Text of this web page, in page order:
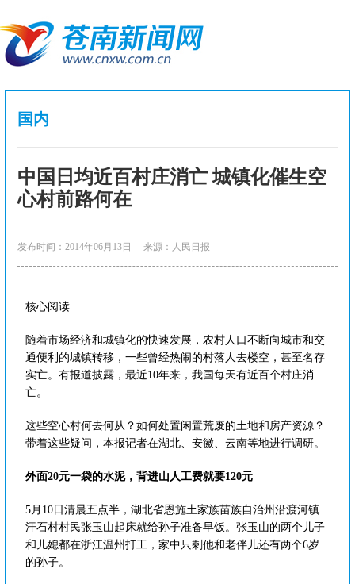
国内
中国日均近百村庄消亡 城镇化催生空
心村前路何在
发布时间：2014年06月13日 来源：人民日报
核心阅读
随着市场经济和城镇化的快速发展，农村人口不断向城市和交
通便利的城镇转移，一些曾经热闹的村落人去楼空，甚至名存
实亡。有报道披露，最近10年来，我国每天有近百个村庄消
亡。
这些空心村何去何从？如何处置闲置荒废的土地和房产资源？
带着这些疑问，本报记者在湖北、安徽、云南等地进行调研。
外面20元一袋的水泥，背进山人工费就要120元
5月10日清晨五点半，湖北省恩施土家族苗族自治州沿渡河镇
汗石村村民张玉山起床就给孙子准备早饭。张玉山的两个儿子
和儿媳都在浙江温州打工，家中只剩他和老伴儿还有两个6岁
的孙子。